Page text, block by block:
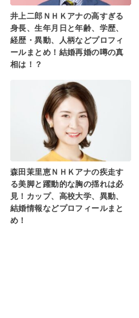
井上二郎ＮＨＫアナの高すぎる
身長、生年月日と年齢、学歴、
経歴・異動、人柄などプロフィ
ールまとめ！結婚再婚の噂の真
相は！？
森田茉里恵ＮＨＫアナの疾走す
る美脚と躍動的な胸の揺れは必
見！カップ、高校大学、異動、
結婚情報などプロフィールまと
め！